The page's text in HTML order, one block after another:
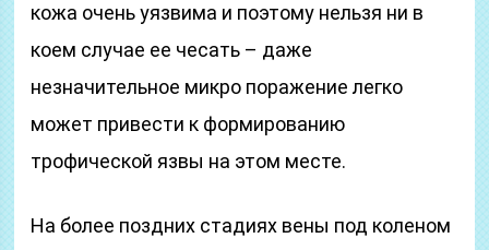
кожа очень уязвима и поэтому нельзя ни в
коем случае ее чесать – даже
незначительное микро поражение легко
может привести к формированию
трофической язвы на этом месте.
На более поздних стадиях вены под коленом